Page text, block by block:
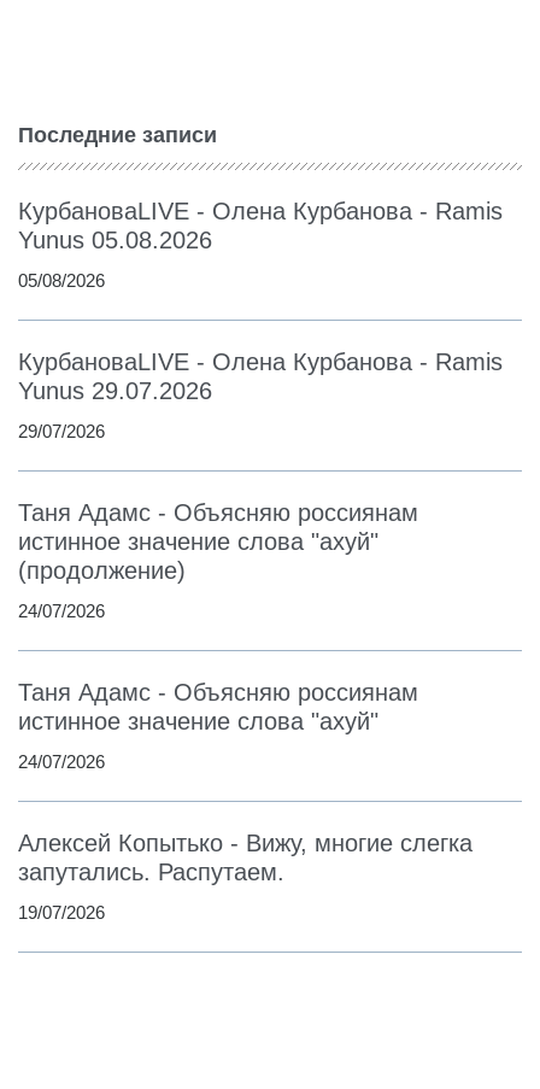
Последние записи
КурбановаLIVE - Олена Курбанова - Ramis
Yunus 05.08.2026
05/08/2026
КурбановаLIVE - Олена Курбанова - Ramis
Yunus 29.07.2026
29/07/2026
Таня Адамс - Объясняю россиянам
истинное значение слова "ахуй"
(продолжение)
24/07/2026
Таня Адамс - Объясняю россиянам
истинное значение слова "ахуй"
24/07/2026
Алексей Копытько - Вижу, многие слегка
запутались. Распутаем.
19/07/2026